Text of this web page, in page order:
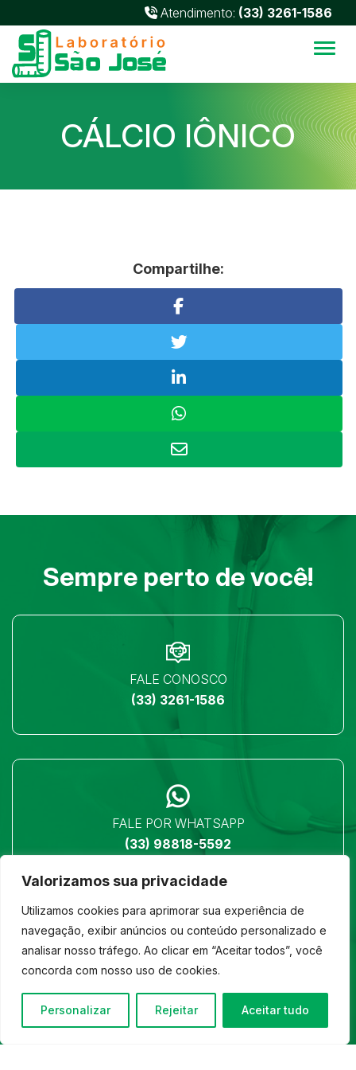
Valorizamos sua privacidade
Utilizamos cookies para aprimorar sua experiência de
navegação, exibir anúncios ou conteúdo personalizado e
analisar nosso tráfego. Ao clicar em “Aceitar todos”, você
concorda com nosso uso de cookies.
Personalizar Rejeitar Aceitar tudo
Atendimento: (33) 3261-1586
CÁLCIO IÔNICO
Compartilhe:
Sempre perto de você!
FALE CONOSCO
(33) 3261-1586
FALE POR WHATSAPP
(33) 98818-5592
LOCALIZAÇÃO